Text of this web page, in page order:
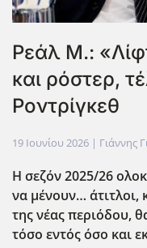
Ρεάλ Μ.:
και ρόστερ,
Ροντρίγκεθ
19 Ιουνίου 2026 | Γιάννης
Η σεζόν 2025/26
να μένουν… άτιτλοι,
της νέας περιόδου,
τόσο εντός όσο και